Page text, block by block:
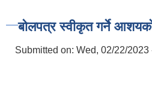
बोलपत्र स्वीकृत गर्ने
Submitted on: Wed, 02/22/2023